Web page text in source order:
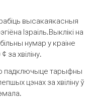
высакаякасныя
Ізраіль.Выклікі на
нумар у краіне
за хвіліну.
падключыце тарыфны
цэнах за хвіліну ў